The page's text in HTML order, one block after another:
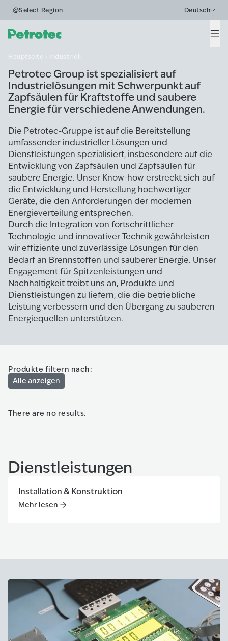
Select Region Deutsch
Hauptseite Industriell
Business Segments
Industriell
Petrotec Group ist spezialisiert auf
Industrielösungen mit Schwerpunkt auf
Zapfsäulen für Kraftstoffe und saubere
Energie für verschiedene Anwendungen.
Die Petrotec-Gruppe ist auf die Bereitstellung
umfassender industrieller Lösungen und
Dienstleistungen spezialisiert, insbesondere auf die
Entwicklung von Zapfsäulen und Zapfsäulen für
saubere Energie. Unser Know-how erstreckt sich auf
die Entwicklung und Herstellung hochwertiger
Geräte, die den Anforderungen der modernen
Energieverteilung entsprechen.
Durch die Integration von fortschrittlicher
Technologie und innovativer Technik gewährleisten
wir effiziente und zuverlässige Lösungen für den
Bedarf an Brennstoffen und sauberer Energie. Unser
Engagement für Spitzenleistungen und
Nachhaltigkeit treibt uns an, Produkte und
Dienstleistungen zu liefern, die die betriebliche
Leistung verbessern und den Übergang zu sauberen
Energiequellen unterstützen.
Produkte filtern nach:
Alle anzeigen
There are no results.
Dienstleistungen
Installation & Konstruktion
Mehr lesen
Mehr lesen Installation & Konstruktion